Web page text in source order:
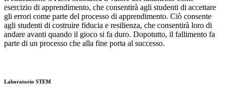
esercizio di apprendimento, che consentirà agli studenti di accettare
gli errori come parte del processo di apprendimento. Ciò consente
agli studenti di costruire fiducia e resilienza, che consentirà loro di
andare avanti quando il gioco si fa duro. Dopotutto, il fallimento fa
parte di un processo che alla fine porta al successo.
Laboratorio STEM